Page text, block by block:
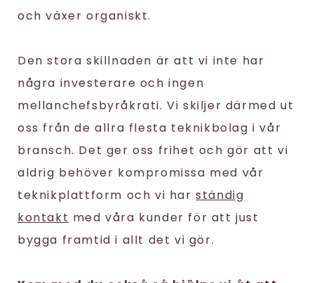
och växer organiskt.
Den stora skillnaden är att vi inte har
några investerare och ingen
mellanchefsbyråkrati. Vi skiljer därmed ut
oss från de allra flesta teknikbolag i vår
bransch. Det ger oss frihet och gör att vi
aldrig behöver kompromissa med vår
teknikplattform och vi harständig
kontakt med våra kunder för att just
bygga framtid i allt det vi gör.